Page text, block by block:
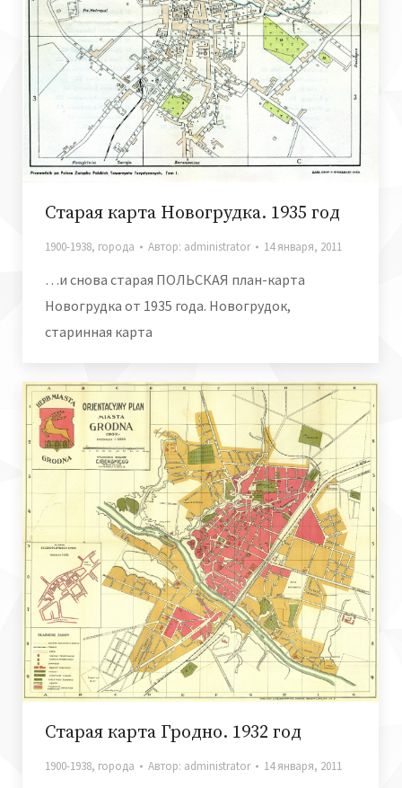
Старая карта Новогрудка. 1935 год
1900-1938, города Автор: administrator 14 января, 2011
…и снова cтарая ПОЛЬСКАЯ план-карта
Новогрудка от 1935 года. Новогрудок,
старинная карта
Старая карта Гродно. 1932 год
1900-1938, города Автор: administrator 14 января, 2011